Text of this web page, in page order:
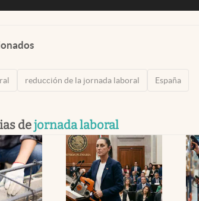
reducción de la jornada laboral España
dejornada laboral